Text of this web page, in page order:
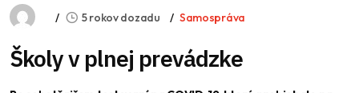
5 rokov dozadu Samospráva
Školy v plnej prevádzke